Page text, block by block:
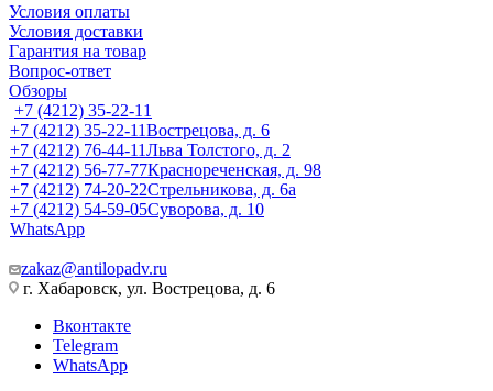
Условия оплаты
Условия доставки
Гарантия на товар
Вопрос-ответ
Обзоры
+7 (4212) 35-22-11
+7 (4212) 35-22-11Вострецова, д. 6
+7 (4212) 76-44-11Льва Толстого, д. 2
+7 (4212) 56-77-77Краснореченская, д. 98
+7 (4212) 74-20-22Стрельникова, д. 6а
+7 (4212) 54-59-05Суворова, д. 10
WhatsApp
zakaz@antilopadv.ru
г. Хабаровск, ул. Вострецова, д. 6
Вконтакте
Telegram
WhatsApp